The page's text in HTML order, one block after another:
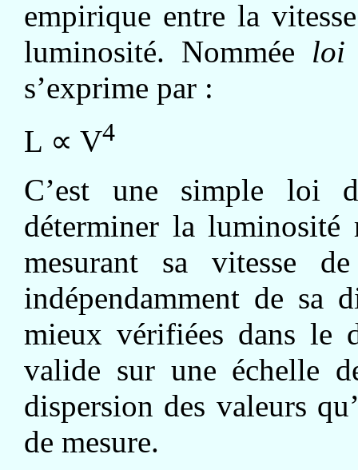
empirique entre la
luminosité. Nommée loi
s’exprime par :
L ∝ V4
C’est une simple loi
déterminer la luminosité
mesurant sa vitesse
indépendamment de sa
mieux vérifiées dans le
valide sur une échelle
dispersion des valeurs
de mesure.